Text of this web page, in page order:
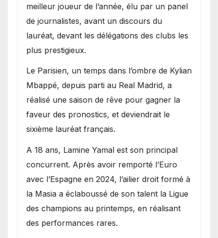
meilleur joueur de l’année, élu par un panel
de journalistes, avant un discours du
lauréat, devant les délégations des clubs les
plus prestigieux.
Le Parisien, un temps dans l’ombre de Kylian
Mbappé, depuis parti au Real Madrid, a
réalisé une saison de rêve pour gagner la
faveur des pronostics, et deviendrait le
sixième lauréat français.
A 18 ans, Lamine Yamal est son principal
concurrent. Après avoir remporté l’Euro
avec l’Espagne en 2024, l’ailier droit formé à
la Masia a éclaboussé de son talent la Ligue
des champions au printemps, en réalisant
des performances rares.